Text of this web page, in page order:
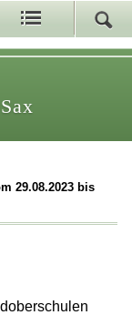
29.08.2023 bis